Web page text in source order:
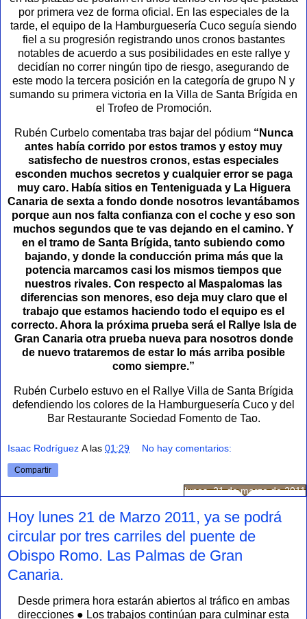
por primera vez de forma oficial. En las especiales de la
tarde, el equipo de la Hamburguesería Cuco seguía siendo
fiel a su progresión registrando unos cronos bastantes
notables de acuerdo a sus posibilidades en este rallye y
decidían no correr ningún tipo de riesgo, asegurando de
este modo la tercera posición en la categoría de grupo N y
sumando su primera victoria en la Villa de Santa Brígida en
el Trofeo de Promoción.
Rubén Curbelo comentaba tras bajar del pódium “Nunca
antes había corrido por estos tramos y estoy muy
satisfecho de nuestros cronos, estas especiales
esconden muchos secretos y cualquier error se paga
muy caro. Había sitios en Tenteniguada y La Higuera
Canaria de sexta a fondo donde nosotros levantábamos
porque aun nos falta confianza con el coche y eso son
muchos segundos que te vas dejando en el camino. Y
en el tramo de Santa Brígida, tanto subiendo como
bajando, y donde la conducción prima más que la
potencia marcamos casi los mismos tiempos que
nuestros rivales. Con respecto al Maspalomas las
diferencias son menores, eso deja muy claro que el
trabajo que estamos haciendo todo el equipo es el
correcto. Ahora la próxima prueba será el Rallye Isla de
Gran Canaria otra prueba nueva para nosotros donde
de nuevo trataremos de estar lo más arriba posible
como siempre.”
Rubén Curbelo estuvo en el Rallye Villa de Santa Brígida
defendiendo los colores de la Hamburguesería Cuco y del
Bar Restaurante Sociedad Fomento de Tao.
Isaac Rodríguez A las 01:29 No hay comentarios:
Compartir
lunes, 21 de marzo de 2011
Hoy lunes 21 de Marzo 2011, ya se podrá
circular por tres carriles del puente de
Obispo Romo. Las Palmas de Gran
Canaria.
Desde primera hora estarán abiertos al tráfico en ambas
direcciones ● Los trabajos continúan para culminar esta